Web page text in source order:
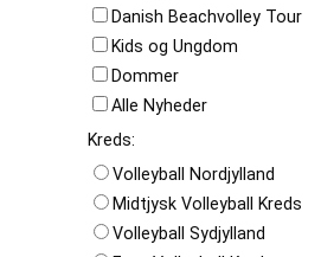
Danish Beachvolley Tour
Kids og Ungdom
Dommer
Alle Nyheder
Kreds:
Volleyball Nordjylland
Midtjysk Volleyball Kreds
Volleyball Sydjylland